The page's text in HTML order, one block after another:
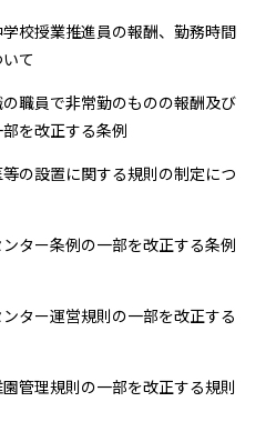
校授業推進員の報酬、勤務時間
て
職員で非常勤のものの報酬及び
を改正する条例
の設置に関する規則の制定につ
ター条例の一部を改正する条例
ター運営規則の一部を改正する
管理規則の一部を改正する規則